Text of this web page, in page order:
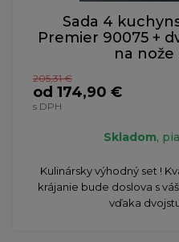
Sada 4
Premier 90075 +
na nože
205,31 €
od 174,90 €
s DPH
Skladom,
​Kulinársky výhodný set !
krájanie bude doslova s
vďaka